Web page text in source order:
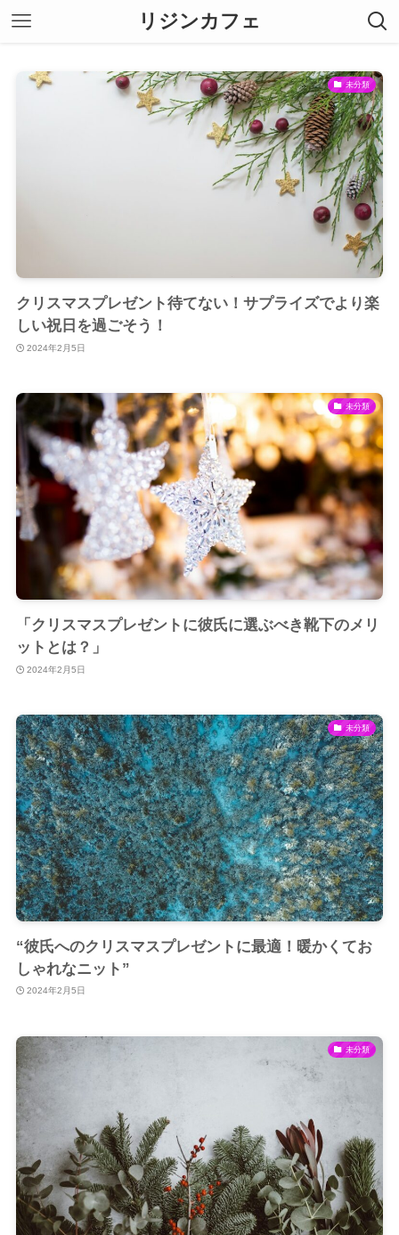
リジンカフェ
未分類
クリスマスプレゼント待てない！サプライズでより楽
しい祝日を過ごそう！
2024年2月5日
未分類
「クリスマスプレゼントに彼氏に選ぶべき靴下のメリ
ットとは？」
2024年2月5日
未分類
“彼氏へのクリスマスプレゼントに最適！暖かくてお
しゃれなニット”
2024年2月5日
未分類